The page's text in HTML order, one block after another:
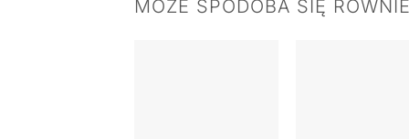
MOŻE SPODOBA SIĘ